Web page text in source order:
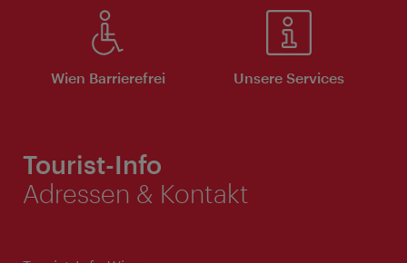
Wien Barrierefrei Unsere Services
Tourist-Info
Adressen & Kontakt